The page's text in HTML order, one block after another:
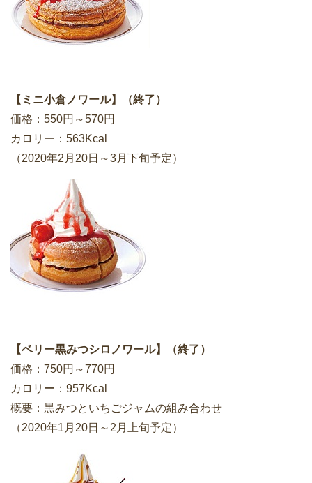
【ミニ小倉ノワール】（終了）
価格：550円～570円
カロリー：563Kcal
（2020年2月20日～3月下旬予定）
【ベリー黒みつシロノワール】（終了）
価格：750円～770円
カロリー：957Kcal
概要：黒みつといちごジャムの組み合わせ
（2020年1月20日～2月上旬予定）